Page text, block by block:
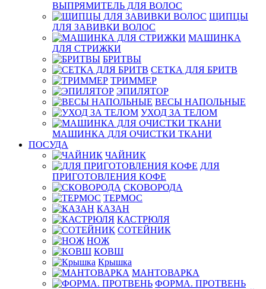
ВЫПРЯМИТЕЛЬ ДЛЯ ВОЛОС
ЩИПЦЫ
ДЛЯ ЗАВИВКИ ВОЛОС
МАШИНКА
ДЛЯ СТРИЖКИ
БРИТВЫ
СЕТКА ДЛЯ БРИТВ
ТРИММЕР
ЭПИЛЯТОР
ВЕСЫ НАПОЛЬНЫЕ
УХОД ЗА ТЕЛОМ
МАШИНКА ДЛЯ ОЧИСТКИ ТКАНИ
ПОСУДА
ЧАЙНИК
ДЛЯ
ПРИГОТОВЛЕНИЯ КОФЕ
СКОВОРОДА
ТЕРМОС
КАЗАН
КАСТРЮЛЯ
СОТЕЙНИК
НОЖ
КОВШ
Крышка
МАНТОВАРКА
ФОРМА. ПРОТВЕНЬ